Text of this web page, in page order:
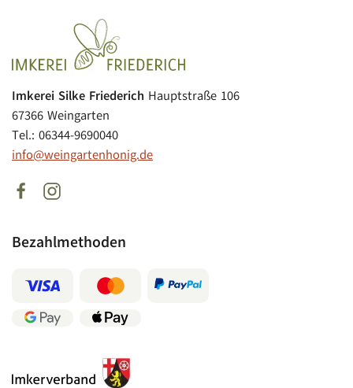
Imkerei Silke Friederich Hauptstraße 106
67366 Weingarten
Tel.: 06344-9690040
info@weingartenhonig.de
Bezahlmethoden